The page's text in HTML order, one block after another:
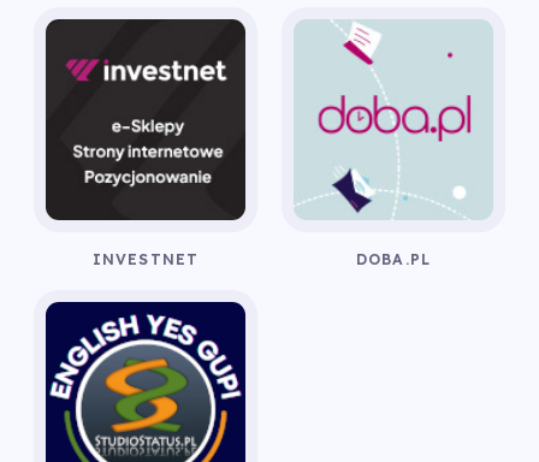
INVESTNET DOBA.PL